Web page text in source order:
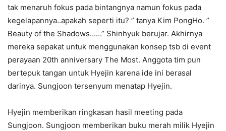
tak menaruh fokus pada bintangnya namun fokus pada
kegelapannya..apakah seperti itu? ” tanya Kim PongHo. ”
Beauty of the Shadows……” Shinhyuk berujar. Akhirnya
mereka sepakat untuk menggunakan konsep tsb di event
perayaan 20th anniversary The Most. Anggota tim pun
bertepuk tangan untuk Hyejin karena ide ini berasal
darinya. Sungjoon tersenyum menatap Hyejin.
Hyejin memberikan ringkasan hasil meeting pada
Sungjoon. Sungjoon memberikan buku merah milik Hyejin